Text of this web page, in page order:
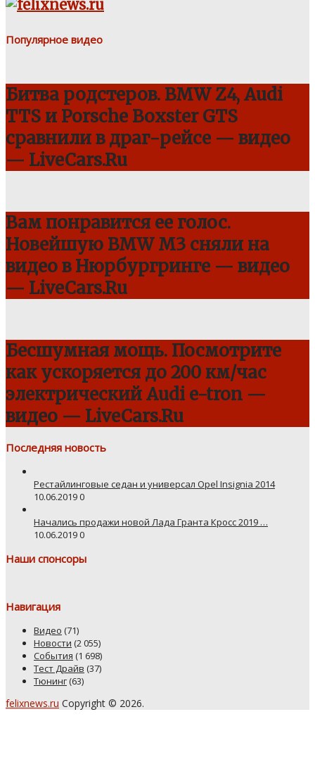
Популярное видео
Битва родстеров. BMW Z4, Audi
TTS и Porsche Boxster GTS
сравнили в драг-рейсе — видео
— LiveCars.Ru
Вам понравится ее голос.
Новейшую BMW M3 сняли на
видео в Нюрбургринге — видео
— LiveCars.Ru
Бесшумная мощь. Посмотрите
как ускоряется до 200 км/час
электрический Audi e-tron —
видео — LiveCars.Ru
Последняя новость
Рестайлинговые седан и универсал Opel Insignia 2014
10.06.20190
Начались продажи новой Лада Гранта Кросс 2019 …
10.06.20190
Наши спонсоры
Навигация
Видео (71)
Новости (2 055)
События (1 698)
Тест Драйв (37)
Тюнинг (63)
felixnews.ru Copyright © 2026.